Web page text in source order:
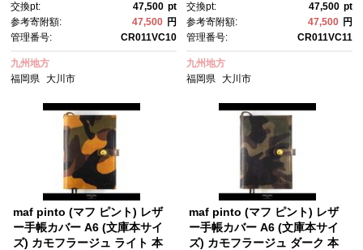
交換pt: 47,500 pt
参考寄附額:
47,500 円
管理番号:
CR011VC10
九州地方
福岡県
大川市
交換pt: 47,500 pt
参考寄附額:
47,500 円
管理番号:
CR011VC11
九州地方
福岡県 大川市
maf pinto (マフ ピント) レザ
ー手帳カバー A6 (文庫本サイ
ズ) カモフラージュ ライト 本
maf pinto (マフ ピント) レザ
ー手帳カバー A6 (文庫本サイ
ズ) カモフラージュ ダーク 本